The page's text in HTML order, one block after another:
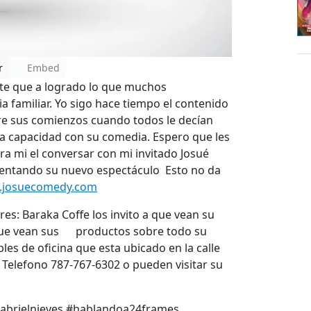
Embed
que a logrado lo que muchos
familiar. Yo sigo hace tiempo el contenido
sus comienzos cuando todos le decían
con su comedia. Espero que les
mi el conversar con mi invitado Josué
su nuevo espectáculo Esto no da
Baraka Coffe los invito a que vean su
vean sus productos sobre todo su
de oficina que esta ubicado en la calle
787-767-6302 o pueden visitar su